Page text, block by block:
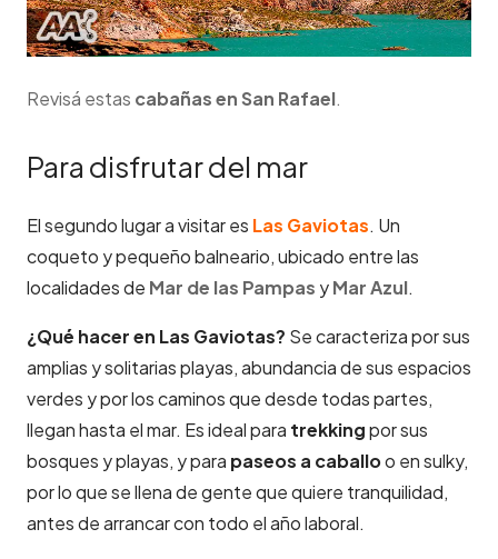
Revisá estas cabañas en San Rafael.
Para disfrutar del mar
El segundo lugar a visitar es Las Gaviotas. Un
coqueto y pequeño balneario, ubicado entre las
localidades de Mar de las Pampas yMar Azul.
¿Qué hacer en Las Gaviotas? Se caracteriza por sus
amplias y solitarias playas, abundancia de sus espacios
verdes y por los caminos que desde todas partes,
llegan hasta el mar. Es ideal para trekkingpor sus
bosques y playas, y para paseos a caballoo en sulky,
por lo que se llena de gente que quiere tranquilidad,
antes de arrancar con todo el año laboral.